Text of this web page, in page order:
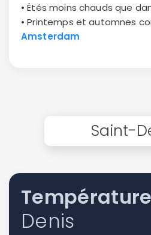
• Étés moins chauds que
• Printemps et automnes
Amsterdam
Saint-
Denis